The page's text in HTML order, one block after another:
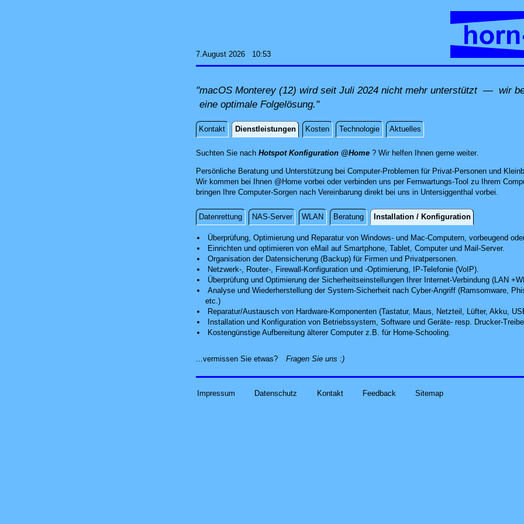
7.August 2026 10:53
"macOS Monterey (12) wird seit Juli 2024 nicht mehr unterstützt — wir
eine optimale Folgelösung."
Kontakt Dienstleistungen Kosten Technologie Aktuelles
Dienstleistungen
Suchten Sie nach Hotspot Konfiguration @Home? Wir helfen Ihnen gerne weiterdirekt vor Ort
.
Persönliche Beratung und Unterstützung bei Computer-Problemen für Privat-Personen und
Wir kommen bei Ihnen @Home vorbei oder verbinden uns per Fernwartungs-Tool zu Ihrem
bringen Ihre Computer-Sorgen nach Vereinbarung direkt bei uns in Untersiggenthal vorbei.
Datenrettung NAS-Server WLAN Beratung Installation / Konfiguration
Installation / Konfiguration
Überprüfung, Optimierung und Reparaturvon Windows- und Mac-Computern, vorbeugend
Einrichten und optimieren von eMail auf Smartphone, Tablet, Computerund Mail-Server.
Organisation der Datensicherung (Backup) für Firmen und Privatpersonen.
Netzwerk-, Router-, Firewall-Konfiguration und -Optimierung, IP-Telefonie (VoIP).
Überprüfung und Optimierung der Sicherheitseinstellungen Ihrer Internet-Verbindung (LAN
Analyseund Wiederherstellung der System-Sicherheit nach Cyber-Angriff(Ramsomware,
etc.)
Reparatur/Austausch von Hardware-Komponenten (Tastatur, Maus, Netzteil, Lüfter, Akku,
Installation und Konfiguration von Betriebssystem, Software und Geräte- resp. Drucker-
Kostengünstige Aufbereitung älterer Computer z.B. für Home-Schooling.
...vermissen Sie etwas? Fragen Sie uns alles zu Ihren Problemen und Sorgen rund um
:)
Impressum Datenschutz Kontakt Feedback Sitemap